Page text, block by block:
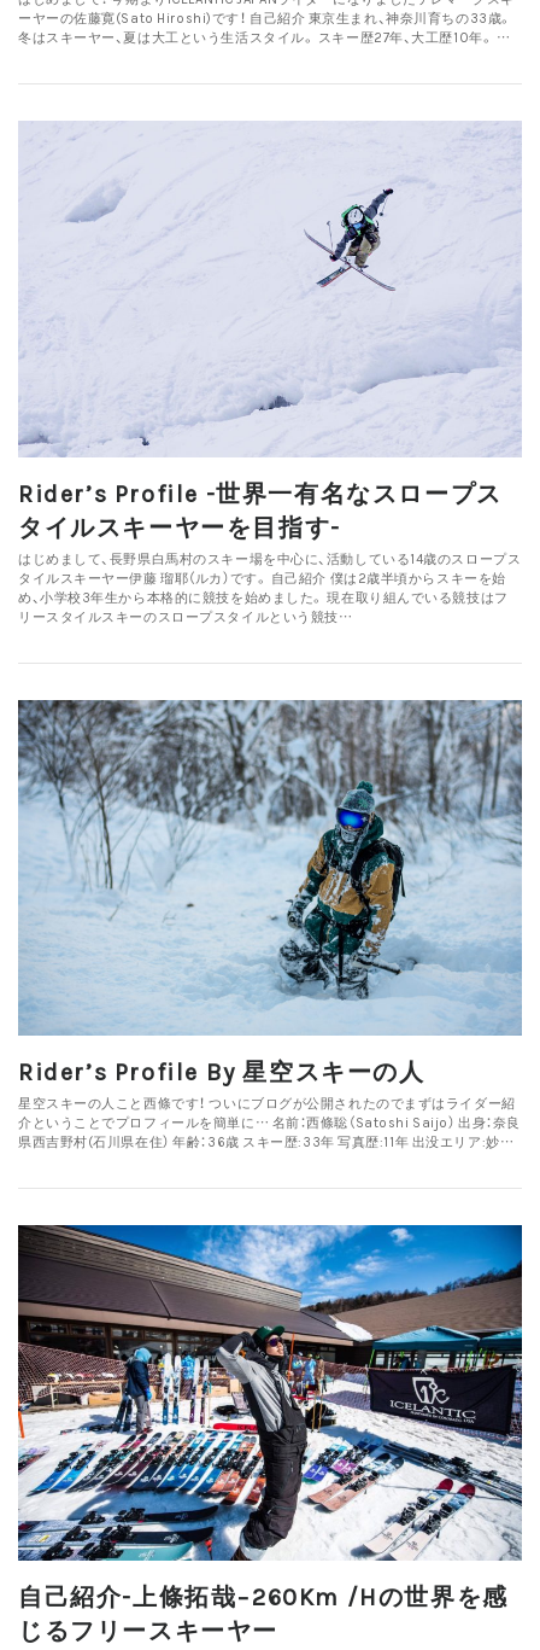
ーヤーの佐藤寛(Sato Hiroshi)です！ 自己紹介 東京生まれ、神奈川育ちの33歳。
冬はスキーヤー、夏は大工という生活スタイル。 スキー歴27年、大工歴10年。 …
Rider’s Profile -世界一有名なスロープス
タイルスキーヤーを目指す-
はじめまして、長野県白馬村のスキー場を中心に、活動している14歳のスロープス
タイルスキーヤー伊藤 瑠耶（ルカ）です。 自己紹介 僕は2歳半頃からスキーを始
め、小学校3年生から本格的に競技を始めました。 現在取り組んでいる競技はフ
リースタイルスキーのスロープスタイルという競技…
Rider’s Profile By 星空スキーの人
星空スキーの人こと西條です！ ついにブログが公開されたのでまずはライダー紹
介ということでプロフィールを簡単に… 名前：西條聡（Satoshi Saijo） 出身：奈良
県西吉野村(石川県在住） 年齢：36歳 スキー歴:33年 写真歴:11年 出没エリア:妙…
自己紹介-上條拓哉−260Km /hの世界を感
じるフリースキーヤー